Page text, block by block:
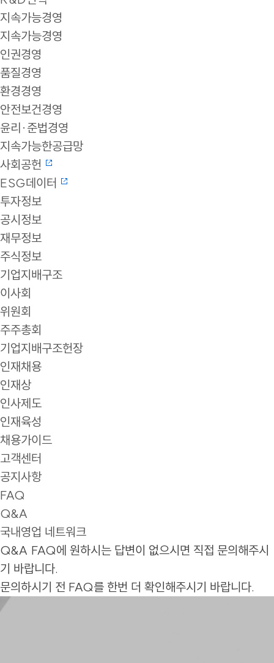
지속가능경영
지속가능경영
인권경영
품질경영
환경경영
안전보건경영
윤리·준법경영
지속가능한공급망
사회공헌
ESG데이터
투자정보
공시정보
재무정보
주식정보
기업지배구조
이사회
위원회
주주총회
기업지배구조헌장
인재채용
인재상
인사제도
인재육성
채용가이드
고객센터
공지사항
FAQ
Q&A
국내영업 네트워크
Q&A FAQ에 원하시는 답변이 없으시면 직접 문의해주시
기 바랍니다.
문의하시기 전 FAQ를 한번 더 확인해주시기 바랍니다.